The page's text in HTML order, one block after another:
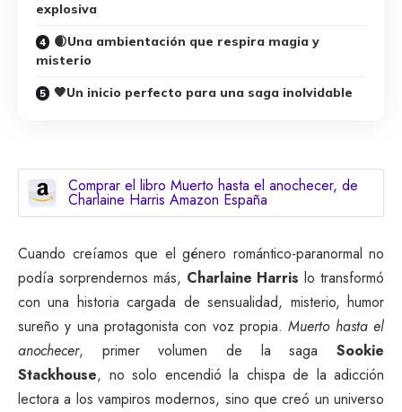
explosiva
🌒Una ambientación que respira magia y
misterio
🖤Un inicio perfecto para una saga inolvidable
Comprar el libro Muerto hasta el anochecer, de
Charlaine Harris Amazon España
Cuando creíamos que el género romántico-paranormal no
podía sorprendernos más, Charlaine Harris lo transformó
con una historia cargada de sensualidad, misterio, humor
sureño y una protagonista con voz propia.Muerto hasta el
anochecer, primer volumen de la saga Sookie
Stackhouse, no solo encendió la chispa de la adicción
lectora a los vampiros modernos, sino que creó un universo